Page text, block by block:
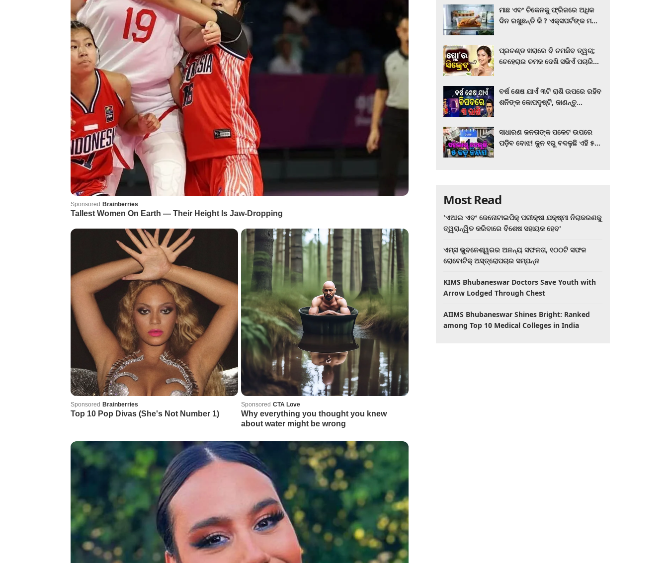
ମାଛ ଏବଂ ଚିକେନକୁ ଫ୍ରିଜରେ ଅଧିକ
ଦିନ ରଖୁଛନ୍ତି କି ? ଏକ୍ସପର୍ଟଙ୍କ ମତ
ପ୍ରଚଣ୍ଡ ଖରାରେ ବି ଚମକିବ ତ୍ୱଚା;
ଚେହେରାର ଚମକ ଦେଖି ସଭିଏଁ ପଚାରିବେ
ବର୍ଷ ଶେଷ ଯାଏଁ ୩ଟି ରାଶି ଉପରେ ରହିବ
ଶନିଙ୍କ କୋପଦୃଷ୍ଟି, ଜାଣନ୍ତୁ
ସାଧାରଣ ଜନତାଙ୍କ ପକେଟ ଉପରେ
ପଡ଼ିବ ବୋଝ! ଜୁନ ୧ରୁ ବଦଳୁଛି ଏହି ୫
Most Read
'ଏଆଇ ଏବଂ ଜେନୋଟାଇପିକ୍ ପରୀକ୍ଷା ଯକ୍ଷ୍ମା ନିରାକରଣକୁ
ତ୍ୱରାନ୍ୱିତ କରିବାରେ ବିଶେଷ ସହାୟକ ହେବ'
ଏମ୍ସ ଭୁବନେଶ୍ୱରର ଅନନ୍ୟ ସଫଳତା, ୧୦୦ଟି ସଫଳ
ରୋବୋଟିକ୍ ଅସ୍ତ୍ରୋପଚାର ସମ୍ପନ୍ନ
KIMS Bhubaneswar Doctors Save Youth with
Arrow Lodged Through Chest
AIIMS Bhubaneswar Shines Bright: Ranked
among Top 10 Medical Colleges in India